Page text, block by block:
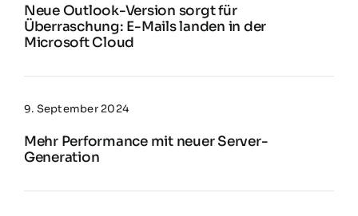
Neue Outlook-Version sorgt für
Überraschung: E-Mails landen in der
Microsoft Cloud
9. September 2024
Mehr Performance mit neuer Server-
Generation